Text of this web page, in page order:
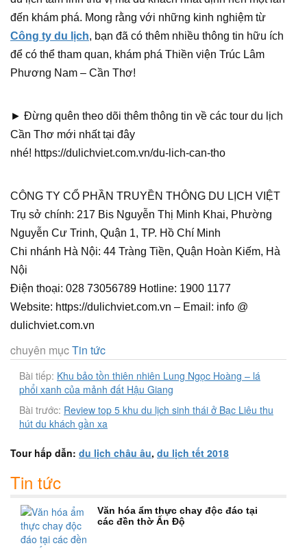
đến khám phá. Mong rằng với những kinh nghiệm từ
Công ty du lịch, bạn đã có thêm nhiều thông tin hữu ích
để có thể tham quan, khám phá Thiền viện Trúc Lâm
Phương Nam – Cần Thơ!
► Đừng quên theo dõi thêm thông tin về các tour du lịch
Cần Thơ mới nhất tại đây
nhé! https://dulichviet.com.vn/du-lich-can-tho
CÔNG TY CỔ PHẦN TRUYỀN THÔNG DU LỊCH VIỆT
Trụ sở chính: 217 Bis Nguyễn Thị Minh Khai, Phường
Nguyễn Cư Trinh, Quận 1, TP. Hồ Chí Minh
Chi nhánh Hà Nội: 44 Tràng Tiền, Quận Hoàn Kiếm, Hà
Nội
Điện thoại: 028 73056789 Hotline: 1900 1177
Website: https://dulichviet.com.vn – Email: info @
dulichviet.com.vn
chuyên mụcTin tức
Bài tiếp: Khu bảo tồn thiên nhiên Lung Ngọc Hoàng – lá
phổi xanh của mảnh đất Hậu Giang
Bài trước: Review top 5 khu du lịch sinh thái ở Bạc Liêu thu
hút du khách gần xa
Tour hấp dẫn: du lịch châu âu, du lịch tết 2018
Tin tức
Văn hóa ẩm thực chay độc đáo tại
các đền thờ Ấn Độ